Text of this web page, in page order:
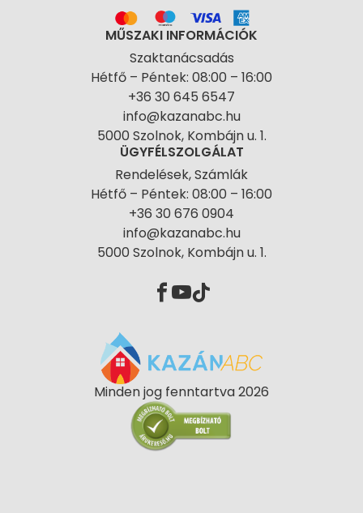
MŰSZAKI INFORMÁCIÓK
Szaktanácsadás
Hétfő – Péntek: 08:00 – 16:00
+36 30 645 6547
info@kazanabc.hu
5000 Szolnok, Kombájn u. 1.
ÜGYFÉLSZOLGÁLAT
Rendelések, Számlák
Hétfő – Péntek: 08:00 – 16:00
+36 30 676 0904
info@kazanabc.hu
5000 Szolnok, Kombájn u. 1.
Minden jog fenntartva 2026